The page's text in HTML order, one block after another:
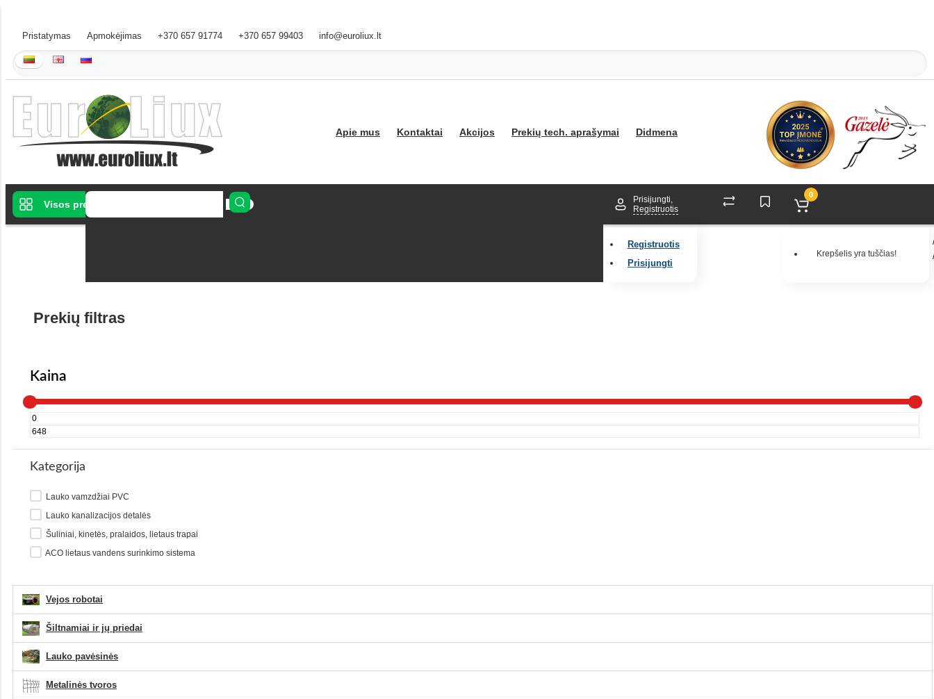
Pristatymas Apmokėjimas +370 657 91774 +370 657 99403 info@euroliux.lt
Apie mus Kontaktai Akcijos Prekių tech. aprašymai Didmena
Visos prekės
Prisijungti,
Registruotis
Registruotis
Prisijungti
0
Krepšelis yra tuščias!
Prekių filtras
Kaina
Kategorija
Lauko vamzdžiai PVC
Lauko kanalizacijos detalės
Šuliniai, kinetės, pralaidos, lietaus trapai
ACO lietaus vandens surinkimo sistema
Vejos robotai
Šiltnamiai ir jų priedai
Lauko pavėsinės
Metalinės tvoros